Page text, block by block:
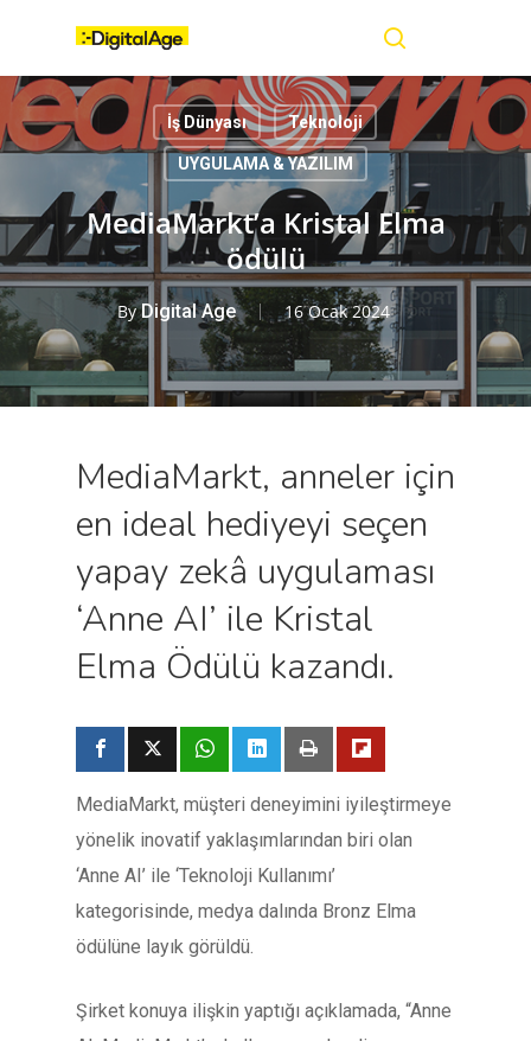
content
İş Dünyası Teknoloji
UYGULAMA & YAZILIM
MediaMarkt’a Kristal Elma
ödülü
By Digital Age 16 Ocak 2024
MediaMarkt, anneler için
en ideal hediyeyi seçen
yapay zekâ uygulaması
‘Anne AI’ ile Kristal
Elma Ödülü kazandı.
MediaMarkt, müşteri deneyimini iyileştirmeye
yönelik inovatif yaklaşımlarından biri olan
‘Anne AI’ ile ‘Teknoloji Kullanımı’
kategorisinde, medya dalında Bronz Elma
ödülüne layık görüldü.
Şirket konuya ilişkin yaptığı açıklamada, “Anne